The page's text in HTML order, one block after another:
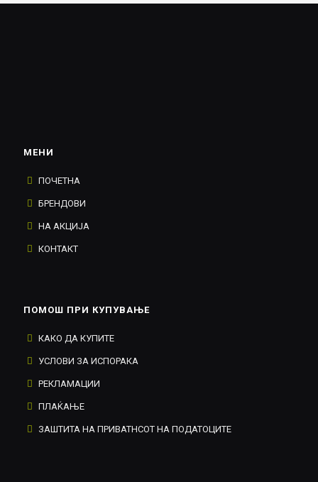
МЕНИ
ПОЧЕТНА
БРЕНДОВИ
НА АКЦИЈА
КОНТАКТ
ПОМОШ ПРИ КУПУВАЊЕ
КАКО ДА КУПИТЕ
УСЛОВИ ЗА ИСПОРАКА
РЕКЛАМАЦИИ
ПЛАЌАЊЕ
ЗАШТИТА НА ПРИВАТНСОТ НА ПОДАТОЦИТЕ